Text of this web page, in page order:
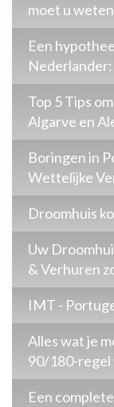
moet u weten
Een
Top 5 Tips
Algarve en
Boringen in
Wettelijke
Droomhuis
Uw
& Verhuren
IMT -
Alles wat je
90/180-regel
Een